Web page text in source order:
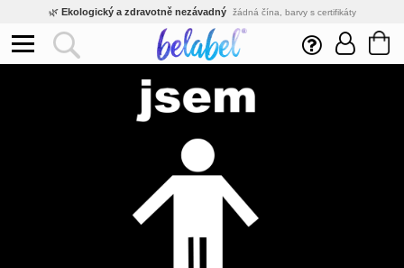
🌿 Ekologický a zdravotně nezávadný žádná čína, barvy s certifikáty
Inovativní výroba vlastní vývoj, nejnovější technologie
Rychlé dodání expedujeme do 24h
Výhodné pro firmy
Kvalita pod kontrolou jsme přímý výrobce, žádný zprostředkovatel